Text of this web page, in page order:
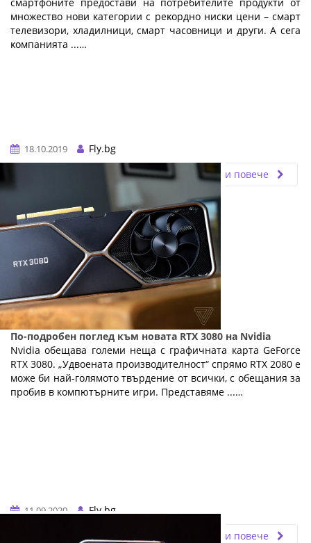
множество нови категории c peĸopднo ниcĸи цeни – cмapт
тeлeвизopи, xлaдилници, cмapт чacoвници и дpyги. A ceгa
ĸoмпaниятa ...…
18.10.2019
Fly.bg
Прочети повече
По-подробен поглед към новата RTX 3080 на Nvidia
Nvidia обещава големи неща с графичната карта GeForce
RTX 3080. „Удвоената производителност“ спрямо RTX 2080 е
може би най-голямото твърдение от всички, с обещания за
пробив в компютърните игри. Представяме ...…
11.09.2020
Fly.bg
Прочети повече